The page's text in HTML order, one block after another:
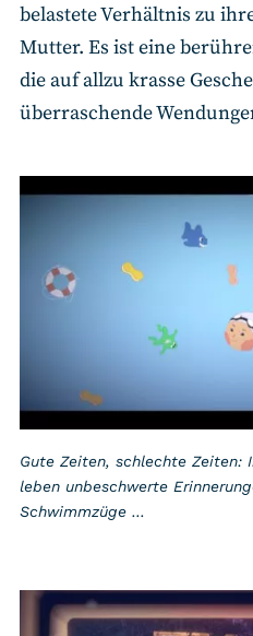
belastete Verhältnis zu
Mutter. Es ist eine
die auf allzu krasse
überraschende
Gute Zeiten, schlechte Zeiten:
leben unbeschwerte
Schwimmzüge …